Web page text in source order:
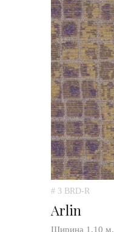
# 3 BRD-R
Arlin
Ширина 1,10 м.